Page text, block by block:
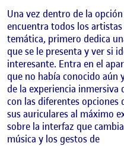
Una vez dentro de la
encuentra todos los
temática, primero dedica
que se le presenta y ver si
interesante. Entra en el
que no había conocido
de la experiencia inmersiva
con las diferentes opciones
sus auriculares al máximo
sobre la interfaz que
música y los gestos de